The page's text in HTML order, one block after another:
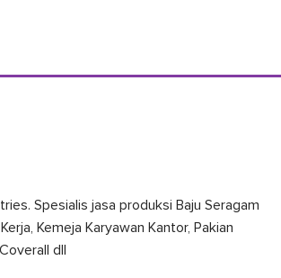
Spesialis jasa produksi Baju Seragam
Kemeja Karyawan Kantor, Pakian
dll